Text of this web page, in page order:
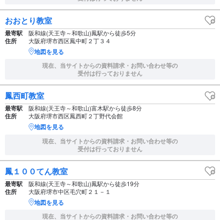
おおとり教室
最寄駅 阪和線(天王寺～和歌山)鳳駅から徒歩5分
住所 大阪府堺市西区鳳中町２丁３４
地図を見る
現在、当サイトからの資料請求・お問い合わせ等の
受付は行っておりません
鳳西町教室
最寄駅 阪和線(天王寺～和歌山)富木駅から徒歩8分
住所 大阪府堺市西区鳳西町２丁野代会館
地図を見る
現在、当サイトからの資料請求・お問い合わせ等の
受付は行っておりません
鳳１００てん教室
最寄駅 阪和線(天王寺～和歌山)鳳駅から徒歩19分
住所 大阪府堺市中区毛穴町２１－１
地図を見る
現在、当サイトからの資料請求・お問い合わせ等の